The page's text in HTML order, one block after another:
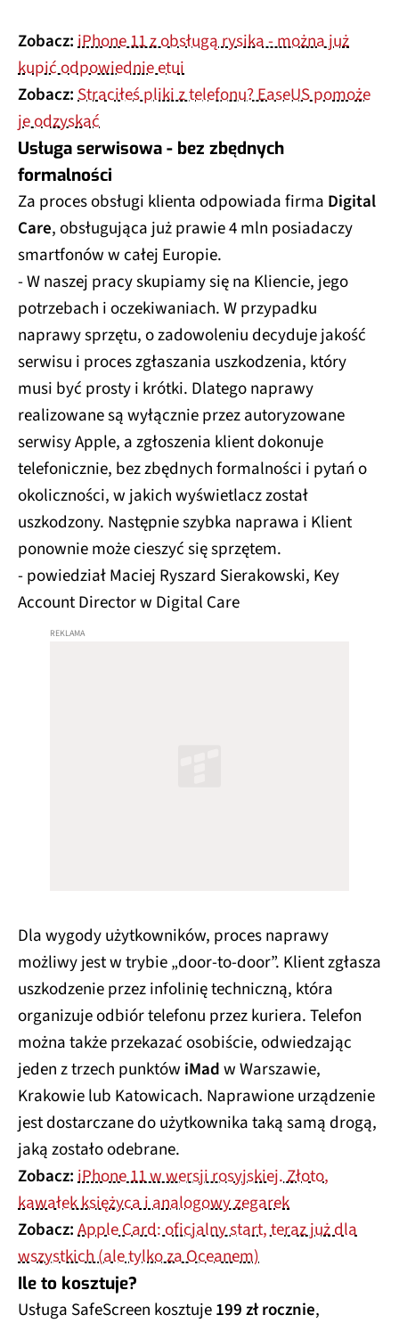
Zobacz:iPhone 11 z obsługą rysika - można już
kupić odpowiednie etui
Zobacz:Straciłeś pliki z telefonu? EaseUS pomoże
je odzyskać
Usługa serwisowa - bez zbędnych
formalności
Za proces obsługi klienta odpowiada firma Digital
Care, obsługująca już prawie 4 mln posiadaczy
smartfonów w całej Europie.
- W naszej pracy skupiamy się na Kliencie, jego
potrzebach i oczekiwaniach. W przypadku
naprawy sprzętu, o zadowoleniu decyduje jakość
serwisu i proces zgłaszania uszkodzenia, który
musi być prosty i krótki. Dlatego naprawy
realizowane są wyłącznie przez autoryzowane
serwisy Apple, a zgłoszenia klient dokonuje
telefonicznie, bez zbędnych formalności i pytań o
okoliczności, w jakich wyświetlacz został
uszkodzony. Następnie szybka naprawa i Klient
ponownie może cieszyć się sprzętem.
- powiedział Maciej Ryszard Sierakowski, Key
Account Director w Digital Care
Dla wygody użytkowników, proces naprawy
możliwy jest w trybie „door-to-door”. Klient zgłasza
uszkodzenie przez infolinię techniczną, która
organizuje odbiór telefonu przez kuriera. Telefon
można także przekazać osobiście, odwiedzając
jeden z trzech punktów iMadw Warszawie,
Krakowie lub Katowicach. Naprawione urządzenie
jest dostarczane do użytkownika taką samą drogą,
jaką zostało odebrane.
Zobacz:iPhone 11 w wersji rosyjskiej. Złoto,
kawałek księżyca i analogowy zegarek
Zobacz:Apple Card: oficjalny start, teraz już dla
wszystkich (ale tylko za Oceanem)
Ile to kosztuje?
Usługa SafeScreen kosztuje199 zł rocznie,